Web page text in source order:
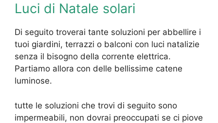
Luci di Natale solari
Di seguito troverai tante soluzioni per abbellire i
tuoi giardini, terrazzi o balconi con luci natalizie
senza il bisogno della corrente elettrica.
Partiamo allora con delle bellissime catene
luminose.
tutte le soluzioni che trovi di seguito sono
impermeabili, non dovrai preoccupati se ci piove